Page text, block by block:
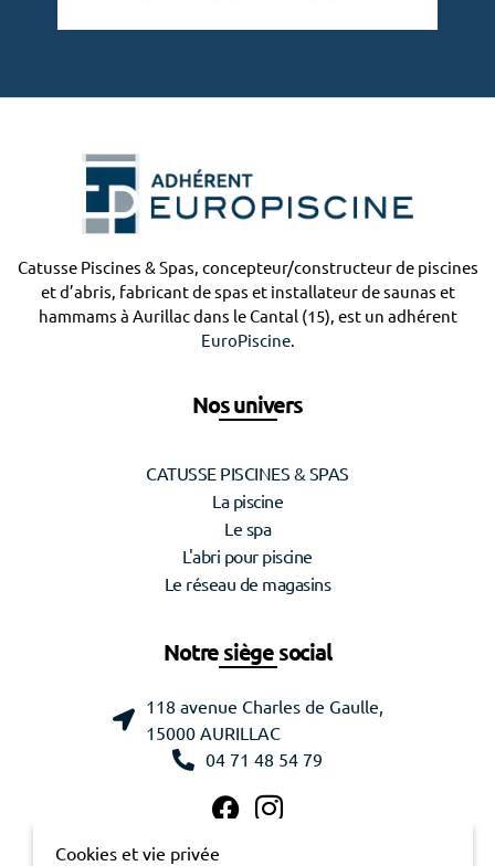
Catusse Piscines & Spas, concepteur/constructeur de piscines
et d’abris, fabricant de spas et installateur de saunas et
hammams à Aurillac dans le Cantal (15), est un adhérent
EuroPiscine.
Nos univers
CATUSSE PISCINES & SPAS
La piscine
Le spa
L'abri pour piscine
Le réseau de magasins
Notre siège social
118 avenue Charles de Gaulle,
15000 AURILLAC
04 71 48 54 79
Cookies et vie privée